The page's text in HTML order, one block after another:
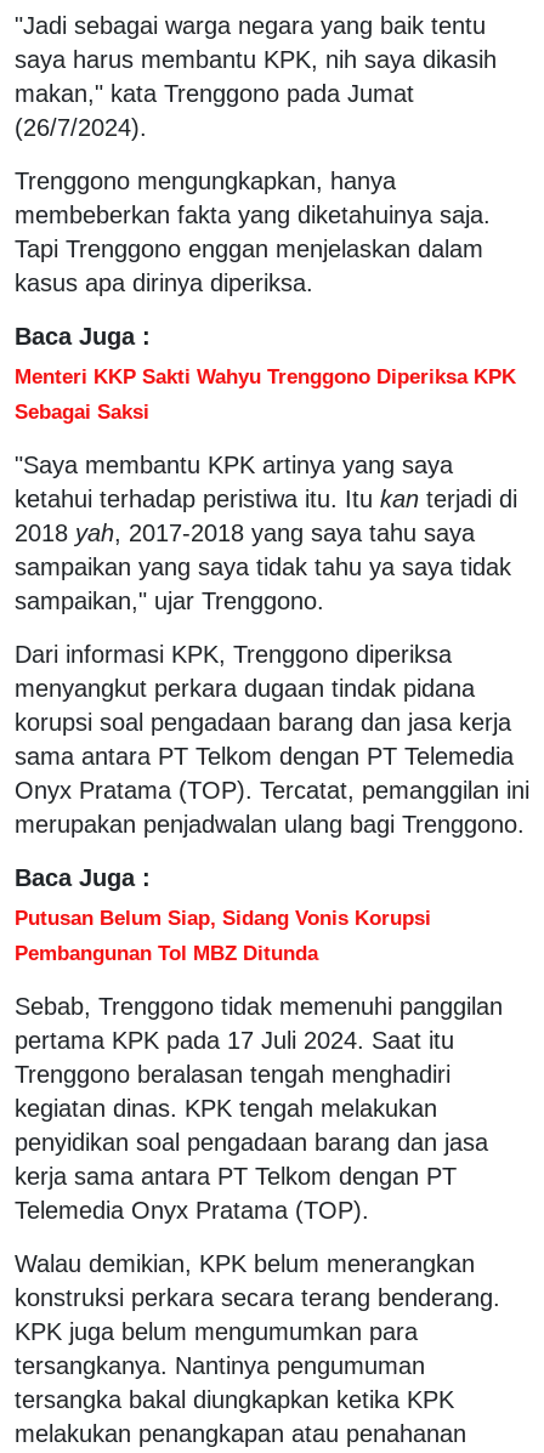
"Jadi sebagai warga negara yang baik tentu
saya harus membantu KPK, nih saya dikasih
makan," kata Trenggono pada Jumat
(26/7/2024).
Trenggono mengungkapkan, hanya
membeberkan fakta yang diketahuinya saja.
Tapi Trenggono enggan menjelaskan dalam
kasus apa dirinya diperiksa.
Baca Juga :
Menteri KKP Sakti Wahyu Trenggono Diperiksa KPK
Sebagai Saksi
"Saya membantu KPK artinya yang saya
ketahui terhadap peristiwa itu. Itu kan terjadi di
2018 yah, 2017-2018 yang saya tahu saya
sampaikan yang saya tidak tahu ya saya tidak
sampaikan," ujar Trenggono.
Dari informasi KPK, Trenggono diperiksa
menyangkut perkara dugaan tindak pidana
korupsi soal pengadaan barang dan jasa kerja
sama antara PT Telkom dengan PT Telemedia
Onyx Pratama (TOP). Tercatat, pemanggilan ini
merupakan penjadwalan ulang bagi Trenggono.
Baca Juga :
Putusan Belum Siap, Sidang Vonis Korupsi
Pembangunan Tol MBZ Ditunda
Sebab, Trenggono tidak memenuhi panggilan
pertama KPK pada 17 Juli 2024. Saat itu
Trenggono beralasan tengah menghadiri
kegiatan dinas. KPK tengah melakukan
penyidikan soal pengadaan barang dan jasa
kerja sama antara PT Telkom dengan PT
Telemedia Onyx Pratama (TOP).
Walau demikian, KPK belum menerangkan
konstruksi perkara secara terang benderang.
KPK juga belum mengumumkan para
tersangkanya. Nantinya pengumuman
tersangka bakal diungkapkan ketika KPK
melakukan penangkapan atau penahanan